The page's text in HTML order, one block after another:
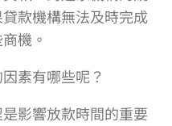
款機構無法及時完成
機。
素有哪些呢？
影響放款時間的重要